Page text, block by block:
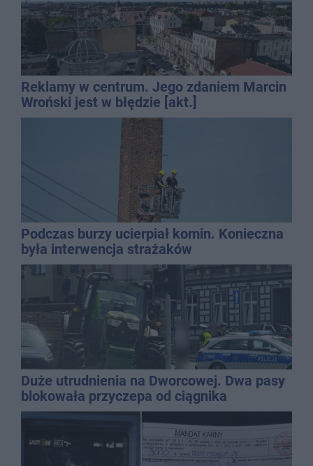
Reklamy w centrum. Jego zdaniem Marcin
Wroński jest w błędzie [akt.]
Podczas burzy ucierpiał komin. Konieczna
była interwencja strażaków
Duże utrudnienia na Dworcowej. Dwa pasy
blokowała przyczepa od ciągnika